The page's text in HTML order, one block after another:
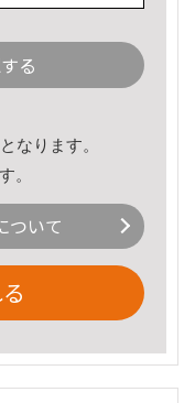
る
なります。
。
ついて